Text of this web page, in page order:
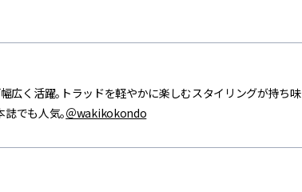
広く活躍。トラッドを軽やかに楽しむスタイリングが持ち味
でも人気。＠wakikokondo